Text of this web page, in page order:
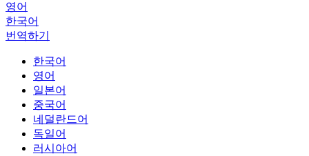
영어
한국어
번역하기
한국어
영어
일본어
중국어
네덜란드어
독일어
러시아어